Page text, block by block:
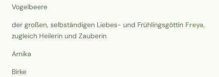
Vogelbeere
der großen, selbständigen Liebes- und Frühlingsgöttin Freya,
zugleich Heilerin und Zauberin
Arnika
Birke